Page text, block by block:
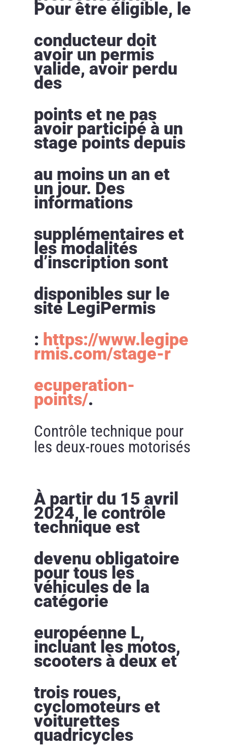
Pour être éligible, le
conducteur doit
avoir un permis
valide, avoir perdu
des
points et ne pas
avoir participé à un
stage points depuis
au moins un an et
un jour. Des
informations
supplémentaires et
les modalités
d’inscription sont
disponibles sur le
site LegiPermis
: https://www.legipe
rmis.com/stage-r
ecuperation-
points/.
Contrôle technique pour
les deux-roues motorisés
À partir du 15 avril
2024, le contrôle
technique est
devenu obligatoire
pour tous les
véhicules de la
catégorie
européenne L,
incluant les motos,
scooters à deux et
trois roues,
cyclomoteurs et
voiturettes
quadricycles